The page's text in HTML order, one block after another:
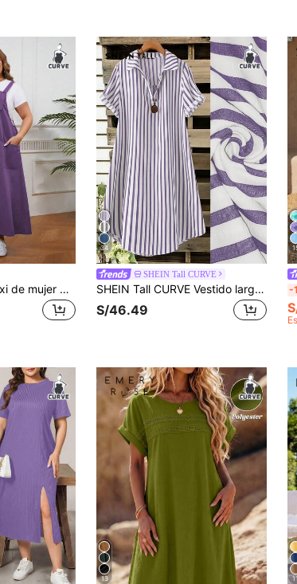
Ceyna Vestido maxi de mujer de talla grande de unicolor con bolsillos duales, casual y holgado con tirantes
34
SHEIN Tall CURVE
SHEIN Tall CURVE Vestido largo de verano casual francés de manga corta y cuello en V para mujer de talla grande
S/46.49
-
13 11